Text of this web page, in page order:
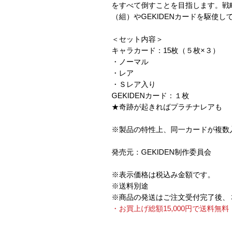
をすべて倒すことを目指します。
（組）やGEKIDENカードを駆使し
＜セット内容＞
キャラカード：15枚（５枚×３）
・ノーマル
・レア
・Ｓレア入り
GEKIDENカード：１枚
★奇跡が起きればプラチナレアも
※製品の特性上、同一カードが複数
発売元：GEKIDEN制作委員会
※表示価格は税込み金額です。
※送料別途
※商品の発送はご注文受付完了後、
・お買上げ総額15,000円で送料無料